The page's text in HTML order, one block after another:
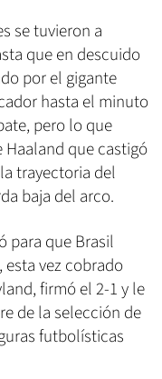
se tuvieron a
que en descuido
por el gigante
hasta el minuto
pero lo que
que castigó
trayectoria del
baja del arco.
para que Brasil
vez cobrado
firmó el 2-1 y le
de la selección de
futbolísticas